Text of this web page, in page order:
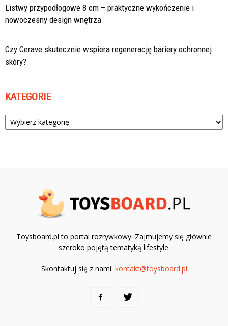
Listwy przypodłogowe 8 cm – praktyczne wykończenie i
nowoczesny design wnętrza
Czy Cerave skutecznie wspiera regenerację bariery ochronnej
skóry?
KATEGORIE
Kategorie
Toysboard.pl to portal rozrywkowy. Zajmujemy się głównie
szeroko pojętą tematyką lifestyle.
Skontaktuj się z nami: kontakt@toysboard.pl